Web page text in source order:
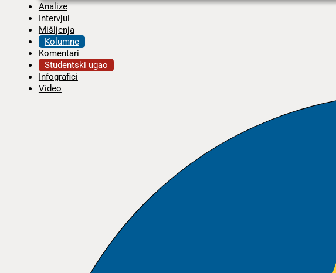
Analize
Intervjui
Mišljenja
Kolumne
Komentari
Studentski ugao
Infografici
Video